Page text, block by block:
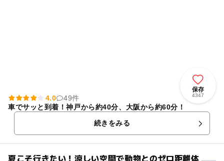
保存
4347
4.0
49件
車でサッと到着！神戸から約40分、大阪から約60分！
続きをみる
夏こそ行きたい！涼しい空間で動物とのゼロ距離体